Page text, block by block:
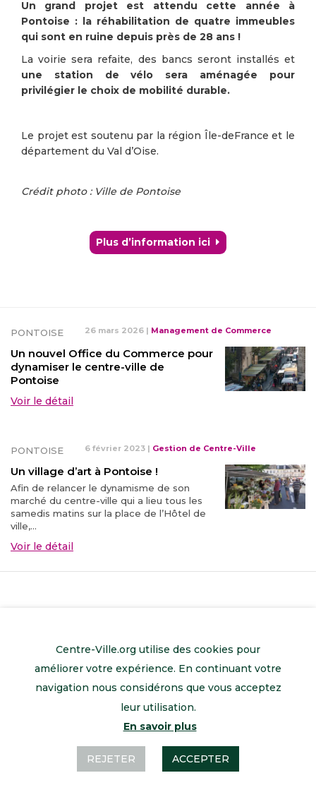
Un grand projet est attendu cette année à
Pontoise : la réhabilitation de quatre immeubles
qui sont en ruine depuis près de 28 ans !
La voirie sera refaite, des bancs seront installés et
une station de vélo sera aménagée pour
privilégier le choix de mobilité durable.
Le projet est soutenu par la région Île-deFrance et le
département du Val d’Oise.
Crédit photo : Ville de Pontoise
Plus d’information ici
PONTOISE 26 mars 2026 | Management de Commerce
Un nouvel Office du Commerce pour
dynamiser le centre-ville de
Pontoise
Voir le détail
PONTOISE 6 février 2023 | Gestion de Centre-Ville
Un village d’art à Pontoise !
Afin de relancer le dynamisme de son
marché du centre-ville qui a lieu tous les
samedis matins sur la place de l’Hôtel de
ville,...
Voir le détail
Mentions légales
Centre-Ville.org utilise des cookies pour
améliorer votre expérience. En continuant votre
navigation nous considérons que vous acceptez
leur utilisation.
En savoir plus
REJETER ACCEPTER